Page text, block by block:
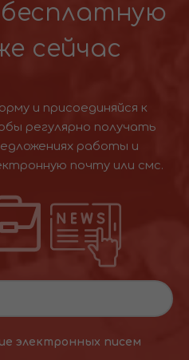
сейчас
и присоединяйся к
регулярно получать
работы и
почту или смс.
электронных писем